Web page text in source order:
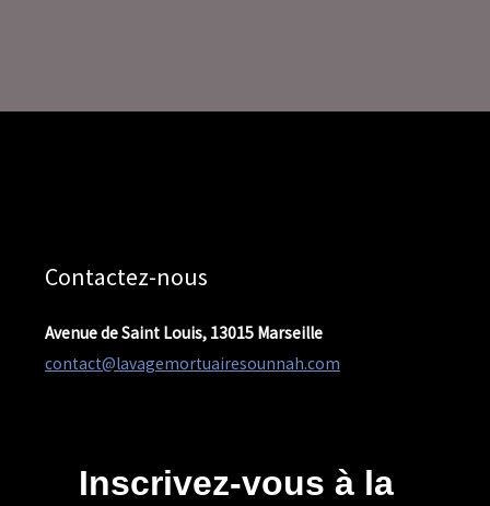
Contactez-nous
Avenue de Saint Louis, 13015 Marseille
contact@lavagemortuairesounnah.com
Inscrivez-vous à la